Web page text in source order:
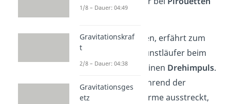
Um sich zu drehen, erfährt zum
Beispiel der Eiskunstläufer beim
Schwung holen einen Drehimpuls.
Wenn er jetzt während der
Pirouette seine Arme ausstreckt,
1/8 – Dauer: 04:49
Gravitationskraf
t
2/8 – Dauer: 04:38
Gravitationsges
etz